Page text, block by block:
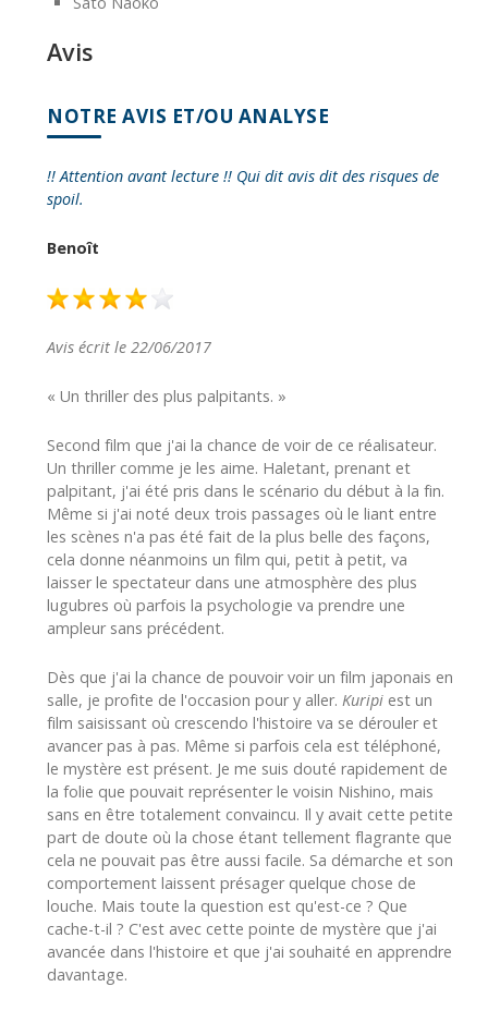
Avis
NOTRE AVIS ET/OU ANALYSE
!! Attention avant lecture !! Qui dit avis dit des risques de
spoil.
Benoît
Avis écrit le 22/06/2017
« Un thriller des plus palpitants. »
Second film que j'ai la chance de voir de ce réalisateur.
Un thriller comme je les aime. Haletant, prenant et
palpitant, j'ai été pris dans le scénario du début à la fin.
Même si j'ai noté deux trois passages où le liant entre
les scènes n'a pas été fait de la plus belle des façons,
cela donne néanmoins un film qui, petit à petit, va
laisser le spectateur dans une atmosphère des plus
lugubres où parfois la psychologie va prendre une
ampleur sans précédent.
Dès que j'ai la chance de pouvoir voir un film japonais en
salle, je profite de l'occasion pour y aller. Kuripi est un
film saisissant où crescendo l'histoire va se dérouler et
avancer pas à pas. Même si parfois cela est téléphoné,
le mystère est présent. Je me suis douté rapidement de
la folie que pouvait représenter le voisin Nishino, mais
sans en être totalement convaincu. Il y avait cette petite
part de doute où la chose étant tellement flagrante que
cela ne pouvait pas être aussi facile. Sa démarche et son
comportement laissent présager quelque chose de
louche. Mais toute la question est qu'est-ce ? Que
cache-t-il ? C'est avec cette pointe de mystère que j'ai
avancée dans l'histoire et que j'ai souhaité en apprendre
davantage.